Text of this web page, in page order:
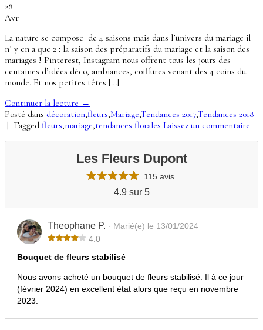
28
Avr
La nature se compose de 4 saisons mais dans l’univers du mariage il
n’ y en a que 2 : la saison des préparatifs du mariage et la saison des
mariages ! Pinterest, Instagram nous offrent tous les jours des
centaines d’idées déco, ambiances, coiffures venant des 4 coins du
monde. Et nos petites têtes […]
Continuer la lecture →
Posté dans décoration,fleurs,Mariage,Tendances 2017,Tendances 2018
| Tagged fleurs,mariage,tendances florales Laissez un commentaire
Les Fleurs Dupont
115 avis
4.9 sur 5
Theophane P. · Marié(e) le 13/01/2024
4.0
Bouquet de fleurs stabilisé
Nous avons acheté un bouquet de fleurs stabilisé. Il à ce jour
(février 2024) en excellent état alors que reçu en novembre
2023.